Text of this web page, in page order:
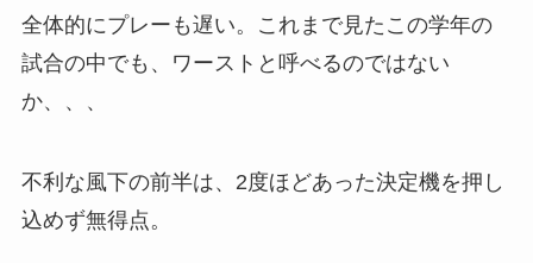
全体的にプレーも遅い。これまで見たこの学年の
試合の中でも、ワーストと呼べるのではない
か、、、
不利な風下の前半は、2度ほどあった決定機を押し
込めず無得点。